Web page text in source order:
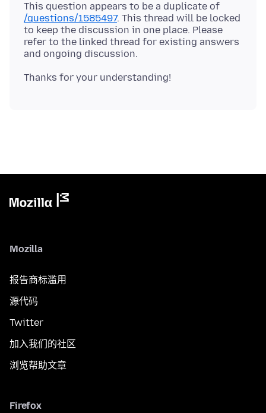
This question appears to be a duplicate of
/questions/1585497. This thread will be locked
to keep the discussion in one place. Please
refer to the linked thread for existing answers
Mozilla
报告商标滥用
源代码
Twitter
加入我们的社区
浏览帮助文章
Firefox